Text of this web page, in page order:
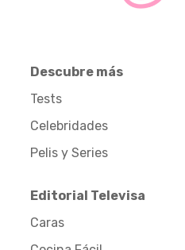
Descubre más
Tests
Celebridades
Pelis y Series
Editorial Televisa
Caras